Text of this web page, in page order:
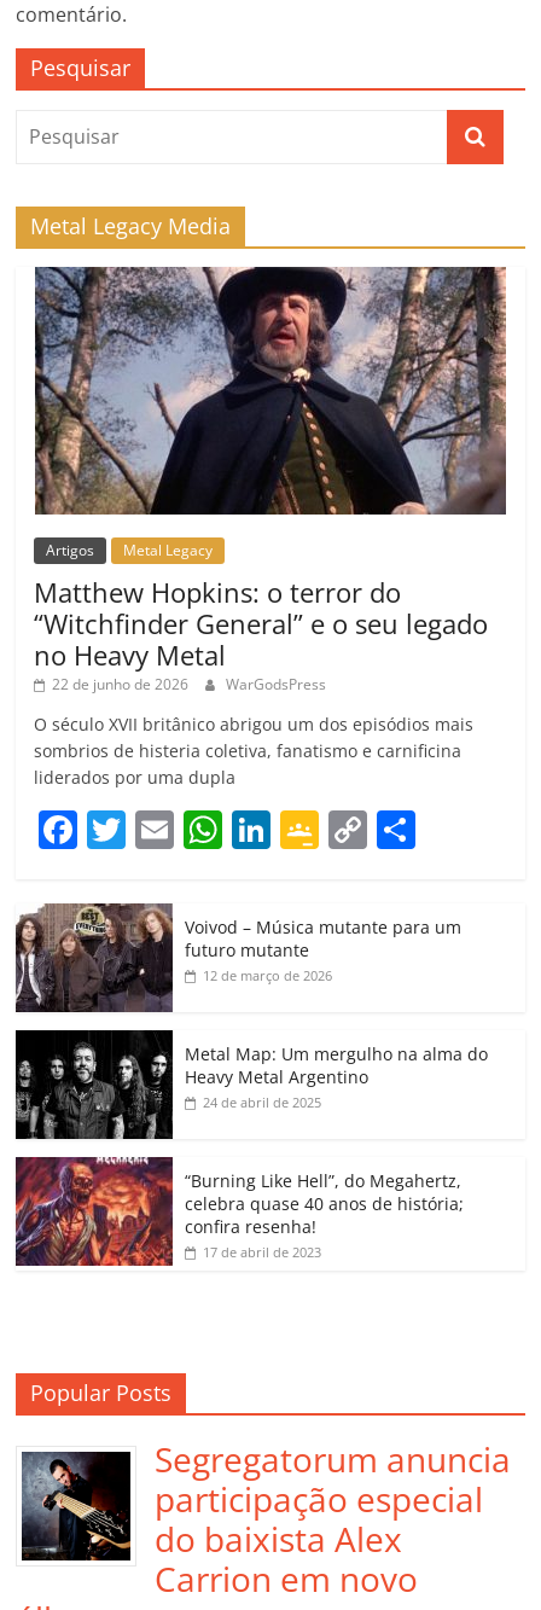
comentário.
Pesquisar
Metal Legacy Media
Artigos Metal Legacy
Matthew Hopkins: o terror do
“Witchfinder General” e o seu legado
no Heavy Metal
22 de junho de 2026 WarGodsPress
O século XVII britânico abrigou um dos episódios mais
sombrios de histeria coletiva, fanatismo e carnificina
liderados por uma dupla
F
c
e
b
o
o
k
T
itt
er
E
ai
W
at
s
A
p
Li
k
e
dI
G
gl
e
a
ss
o
m
C
y
k
p
h
Voivod – Música mutante para um
futuro mutante
12 de março de 2026
Metal Map: Um mergulho na alma do
Heavy Metal Argentino
24 de abril de 2025
“Burning Like Hell”, do Megahertz,
celebra quase 40 anos de história;
confira resenha!
17 de abril de 2023
Popular Posts
Segregatorum anuncia
participação especial
do baixista Alex
Carrion em novo